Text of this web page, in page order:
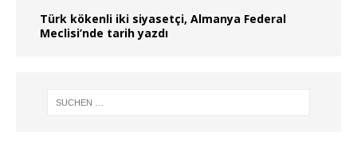
Türk kökenli iki siyasetçi, Almanya Federal
Meclisi’nde tarih yazdı